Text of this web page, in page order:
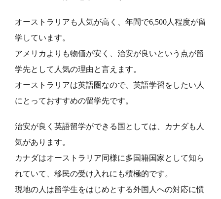
オーストラリアも人気が高く、年間で6,500人程度が留
学しています。
アメリカよりも物価が安く、治安が良いという点が留
学先として人気の理由と言えます。
オーストラリアは英語圏なので、英語学習をしたい人
にとっておすすめの留学先です。
治安が良く英語留学ができる国としては、カナダも人
気があります。
カナダはオーストラリア同様に多国籍国家として知ら
れていて、移民の受け入れにも積極的です。
現地の人は留学生をはじめとする外国人への対応に慣